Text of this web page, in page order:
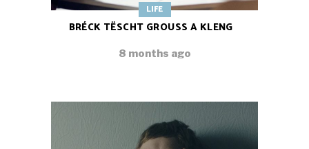
LIFE
BRÉCK TËSCHT GROUSS A KLENG
8 months ago